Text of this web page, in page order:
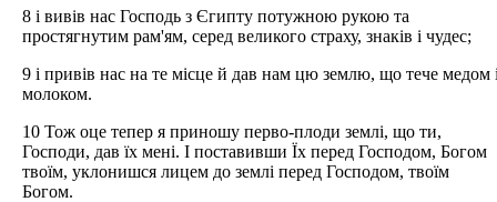
8 і вивів нас Господь з Єгипту потужною рукою та
простягнутим рам'ям, серед великого страху, знаків і чудес;
9 і привів нас на те місце й дав нам цю землю, що тече медом
молоком.
10 Тож оце тепер я приношу перво-плоди землі, що ти,
Господи, дав їх мені. І поставивши Їх перед Господом, Богом
твоїм, уклонишся лицем до землі перед Господом, твоїм
Богом.